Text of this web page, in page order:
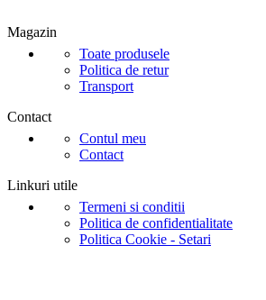
Magazin
Toate produsele
Politica de retur
Transport
Contact
Contul meu
Contact
Linkuri utile
Termeni si conditii
Politica de confidentialitate
Politica Cookie - Setari